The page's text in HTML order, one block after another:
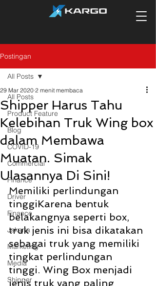
Postingan
All Posts
Product Feature
Blog
COVID-19
Commercial
Finance
Driver
Finance
Jakarta
Marketing
Media
Shipper
All Posts
Shipper Harus Tahu
Kelebihan Truk Wing box
dalam Membawa
Muatan. Simak
Ulasannya Di Sini!
29 Mar 2020 2 menit membaca
Memiliki perlindungan
tinggiKarena bentuk
belakangnya seperti box,
truk jenis ini bisa dikatakan
sebagai truk yang memiliki
tingkat perlindungan
tinggi. Wing Box menjadi
jenis truk yang paling